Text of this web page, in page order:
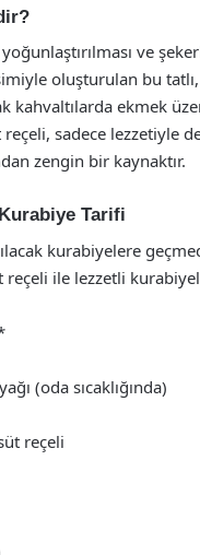
ve
oluşturulan bu
kahvaltılarda ekmek
reçeli, sadece lezzetiyle
zengin bir kaynaktır.
Tarifi
kurabiyelere
reçeli ile lezzetli
(oda sıcaklığında)
reçeli